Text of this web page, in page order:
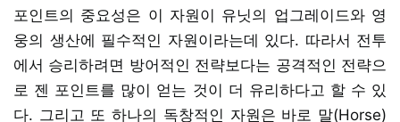
포인트의 중요성은 이 자원이 유닛의 업그레이드와 영
웅의 생산에 필수적인 자원이라는데 있다. 따라서 전투
에서 승리하려면 방어적인 전략보다는 공격적인 전략으
로 젠 포인트를 많이 얻는 것이 더 유리하다고 할 수 있
다. 그리고 또 하나의 독창적인 자원은 바로 말(Horse)